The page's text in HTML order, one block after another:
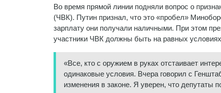
Во время прямой линии подняли вопрос о
(ЧВК). Путин признал, что это «пробел»
зарплату они получали наличными. При этом
участники ЧВК должны быть на равных
«Все, кто с оружием в руках отстаивает
одинаковые условия. Вчера говорил с
изменения в законе. Я уверен, что депутаты